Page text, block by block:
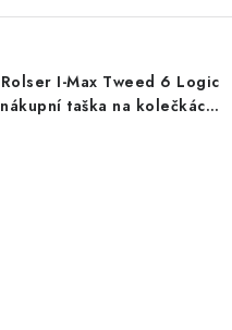
Rolser I-Max Tweed 6 Logic
nákupní taška na kolečkách,